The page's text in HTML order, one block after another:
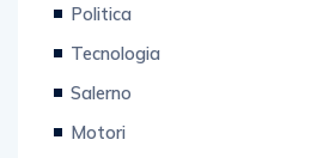
Politica
Tecnologia
Salerno
Motori